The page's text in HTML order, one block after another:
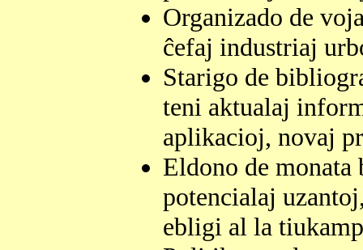
Organizado de
ĉefaj industriaj
Starigo de
teni aktualaj
aplikacioj, novaj
Eldono de
potencialaj
ebligi al la